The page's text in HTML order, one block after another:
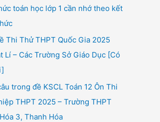
toán học lớp 1 cần nhớ theo kết
Thi Thử THPT Quốc Gia 2025
Lí – Các Trường Sở Giáo Dục [Có
trong đề KSCL Toán 12 Ôn Thi
THPT 2025 – Trường THPT
3, Thanh Hóa